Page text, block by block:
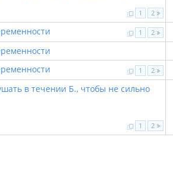
1 2
1 2
1 2
в течении Б., чтобы не сильно
1 2